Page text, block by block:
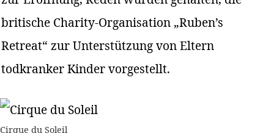
britische Charity-Organisation „Ruben’s
Retreat“ zur Unterstützung von Eltern
todkranker Kinder vorgestellt.
Cirque du Soleil